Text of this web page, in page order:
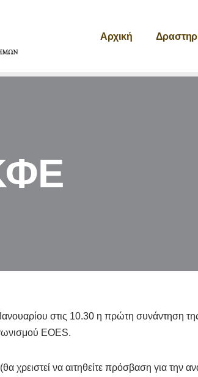
Αρχική
στις 10.30 η πρώτη συνάντηση
EOES.
(θα χρειστεί να αιτηθείτε πρόσβαση για την